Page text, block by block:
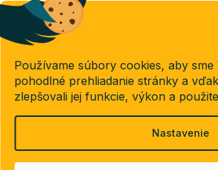
Používame súbory cookies, aby sme
pohodlné prehliadanie stránky a
zlepšovali jej funkcie, výkon a
Nastavenie